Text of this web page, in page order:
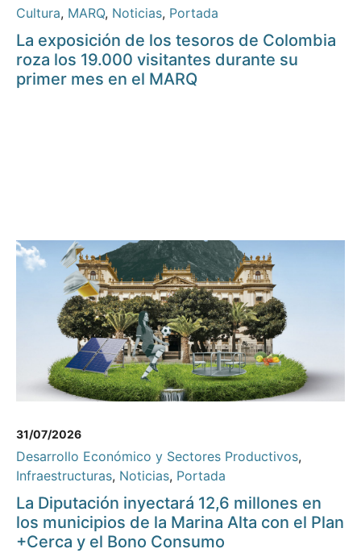
Cultura, MARQ, Noticias, Portada
La exposición de los tesoros de Colombia
roza los 19.000 visitantes durante su
primer mes en el MARQ
31/07/2026
Desarrollo Económico y Sectores Productivos,
Infraestructuras, Noticias, Portada
La Diputación inyectará 12,6 millones en
los municipios de la Marina Alta con el Plan
+Cerca y el Bono Consumo